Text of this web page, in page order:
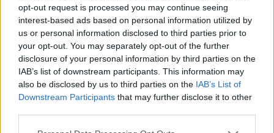
opt-out request is processed you may continue seeing
interest-based ads based on personal information utilized by
us or personal information disclosed to third parties prior to
your opt-out. You may separately opt-out of the further
disclosure of your personal information by third parties on the
IAB’s list of downstream participants. This information may
also be disclosed by us to third parties on the IAB’s List of
Downstream Participants that may further disclose it to other
Please note that this website/app uses one or more Google